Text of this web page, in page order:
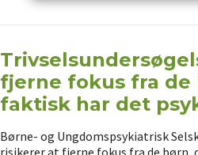
fjerne fokus fra de
faktisk har det
Børne- og Ungdomspsykiatrisk
risikerer at fjerne fokus fra de børn,